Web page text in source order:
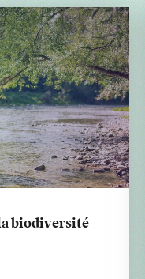
biodiversité